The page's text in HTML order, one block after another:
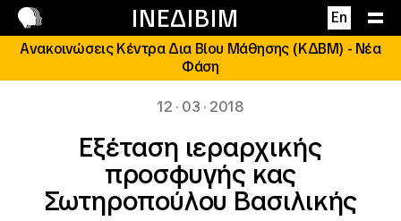
ΙΝΕΔΙΒΙΜ En
Επικοινωνία
Ανακοινώσεις Κέντρα Δια Βίου Μάθησης (ΚΔΒΜ) - Νέα
Φάση
12 · 03 · 2018
Εξέταση ιεραρχικής
προσφυγής κας
Σωτηροπούλου Βασιλικής